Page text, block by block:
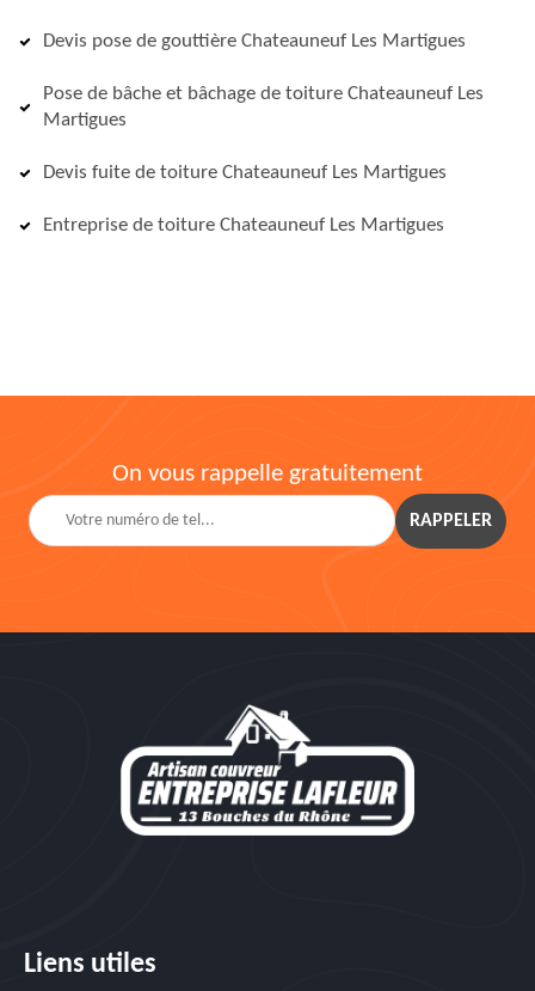
Devis pose de gouttière Chateauneuf Les Martigues
Pose de bâche et bâchage de toiture Chateauneuf Les
Martigues
Devis fuite de toiture Chateauneuf Les Martigues
Entreprise de toiture Chateauneuf Les Martigues
On vous rappelle gratuitement
Liens utiles